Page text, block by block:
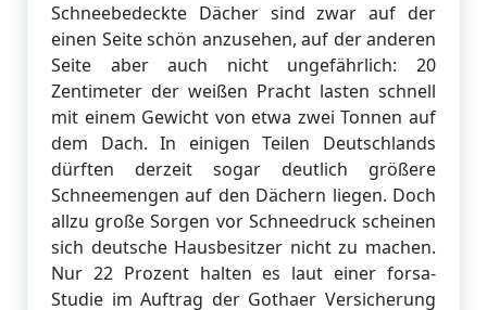
Schneebedeckte Dächer sind zwar auf der
einen Seite schön anzusehen, auf der anderen
Seite aber auch nicht ungefährlich: 20
Zentimeter der weißen Pracht lasten schnell
mit einem Gewicht von etwa zwei Tonnen auf
dem Dach. In einigen Teilen Deutschlands
dürften derzeit sogar deutlich größere
Schneemengen auf den Dächern liegen. Doch
allzu große Sorgen vor Schneedruck scheinen
sich deutsche Hausbesitzer nicht zu machen.
Nur 22 Prozent halten es laut einer forsa-
Studie im Auftrag der Gothaer Versicherung